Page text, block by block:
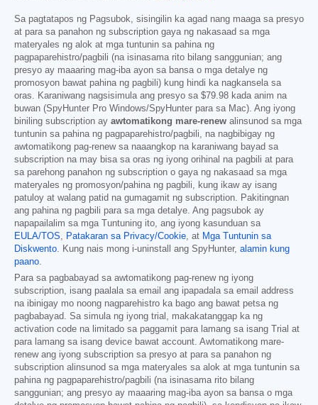
Sa pagtatapos ng Pagsubok, sisingilin ka agad nang maaga sa presyo
at para sa panahon ng subscription gaya ng nakasaad sa mga
materyales ng alok at mga tuntunin sa pahina ng
pagpaparehistro/pagbili (na isinasama rito bilang sanggunian; ang
presyo ay maaaring mag-iba ayon sa bansa o mga detalye ng
promosyon bawat pahina ng pagbili) kung hindi ka nagkansela sa
oras. Karaniwang nagsisimula ang presyo sa $79.98 kada anim na
buwan (SpyHunter Pro Windows/SpyHunter para sa Mac). Ang iyong
biniling subscription ay awtomatikong mare-renew alinsunod sa mga
tuntunin sa pahina ng pagpaparehistro/pagbili, na nagbibigay ng
awtomatikong pag-renew sa naaangkop na karaniwang bayad sa
subscription na may bisa sa oras ng iyong orihinal na pagbili at para
sa parehong panahon ng subscription o gaya ng nakasaad sa mga
materyales ng promosyon/pahina ng pagbili, kung ikaw ay isang
patuloy at walang patid na gumagamit ng subscription. Pakitingnan
ang pahina ng pagbili para sa mga detalye. Ang pagsubok ay
napapailalim sa mga Tuntuning ito, ang iyong kasunduan sa
EULA/TOS, Patakaran sa Privacy/Cookie, at Mga Tuntunin sa
Diskwento. Kung nais mong i-uninstall ang SpyHunter, alamin kung
paano.
Para sa pagbabayad sa awtomatikong pag-renew ng iyong
subscription, isang paalala sa email ang ipapadala sa email address
na ibinigay mo noong nagparehistro ka bago ang bawat petsa ng
pagbabayad. Sa simula ng iyong trial, makakatanggap ka ng
activation code na limitado sa paggamit para lamang sa isang Trial at
para lamang sa isang device bawat account. Awtomatikong mare-
renew ang iyong subscription sa presyo at para sa panahon ng
subscription alinsunod sa mga materyales sa alok at mga tuntunin sa
pahina ng pagpaparehistro/pagbili (na isinasama rito bilang
sanggunian; ang presyo ay maaaring mag-iba ayon sa bansa o mga